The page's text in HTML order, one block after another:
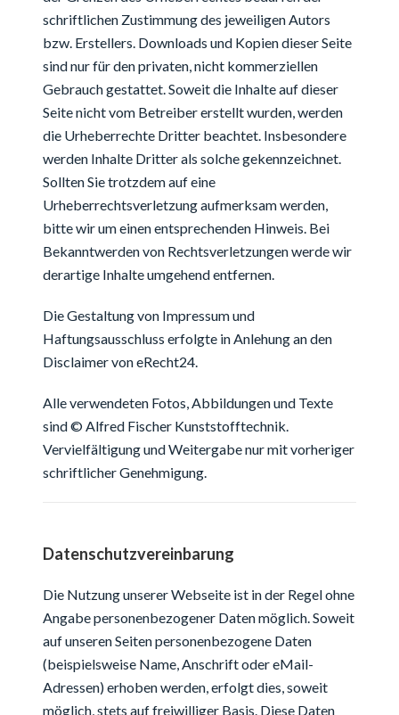
schriftlichen Zustimmung des jeweiligen Autors
bzw. Erstellers. Downloads und Kopien dieser Seite
sind nur für den privaten, nicht kommerziellen
Gebrauch gestattet. Soweit die Inhalte auf dieser
Seite nicht vom Betreiber erstellt wurden, werden
die Urheberrechte Dritter beachtet. Insbesondere
werden Inhalte Dritter als solche gekennzeichnet.
Sollten Sie trotzdem auf eine
Urheberrechtsverletzung aufmerksam werden,
bitte wir um einen entsprechenden Hinweis. Bei
Bekanntwerden von Rechtsverletzungen werde wir
derartige Inhalte umgehend entfernen.
Die Gestaltung von Impressum und
Haftungsausschluss erfolgte in Anlehung an den
Disclaimer von eRecht24.
Alle verwendeten Fotos, Abbildungen und Texte
sind © Alfred Fischer Kunststofftechnik.
Vervielfältigung und Weitergabe nur mit vorheriger
schriftlicher Genehmigung.
Datenschutzvereinbarung
Die Nutzung unserer Webseite ist in der Regel ohne
Angabe personenbezogener Daten möglich. Soweit
auf unseren Seiten personenbezogene Daten
(beispielsweise Name, Anschrift oder eMail-
Adressen) erhoben werden, erfolgt dies, soweit
möglich, stets auf freiwilliger Basis. Diese Daten